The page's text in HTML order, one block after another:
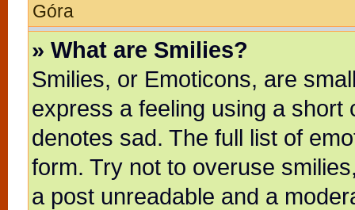
Góra
» What are Smilies?
Smilies, or Emoticons, are
express a feeling using a short
denotes sad. The full list of
form. Try not to overuse
a post unreadable and a